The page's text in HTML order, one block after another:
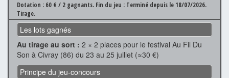
Dotation : 60 € / 2 gagnants. Fin du jeu : Terminé depuis le 18/07/2026.
Tirage.
Les lots gagnés
Au tirage au sort : 2 × 2 places pour le festival Au Fil Du
Son à Civray (86) du 23 au 25 juillet (≈30 €)
Principe du jeu-concours